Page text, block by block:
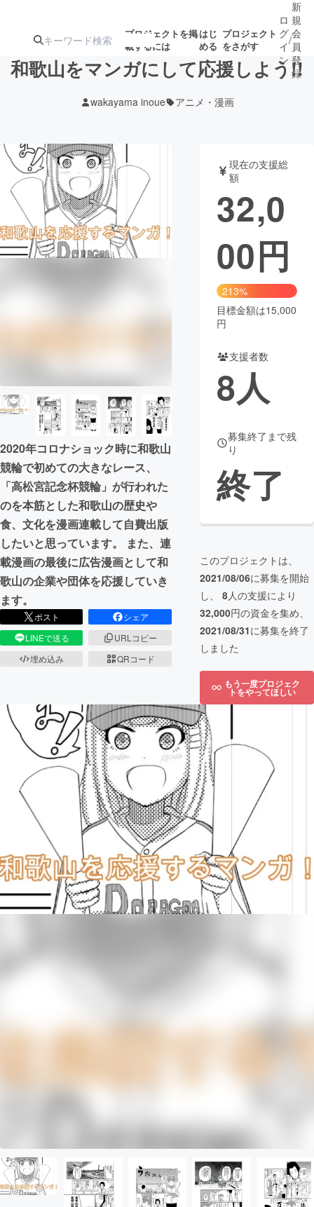
プロジェクトを掲
載するには
はじ
める
プロジェクト
をさがす
アート・写真
テクノロジー・ガジェット ゲーム・サ
チャレンジ
CAMPFIRE for Social Good
CAMPFIRE Creation
CAMPFIREふるさと納税machi-ya コミュニティ
ロ
グ
イ
ン
/
新
規
会
員
登
録
和歌山をマンガにして応援しよう!!
wakayama inoue アニメ・漫画
2020年コロナショック時に和歌山
競輪で初めての大きなレース、
「高松宮記念杯競輪」が行われた
のを本筋とした和歌山の歴史や
食、文化を漫画連載して自費出版
したいと思っています。 また、連
載漫画の最後に広告漫画として和
歌山の企業や団体を応援していき
ます。
ポスト
シェア
LINEで送る
URLコピー
埋め込み
QRコード
現在の支援総
額
32,0
00円
213%
目標金額は15,000
円
支援者数
8人
募集終了まで残
り
終了
このプロジェクトは、
2021/08/06に募集を開始
し、 8人の支援により
32,000円の資金を集め、
2021/08/31に募集を終了
しました
もう一度プロジェク
トをやってほしい